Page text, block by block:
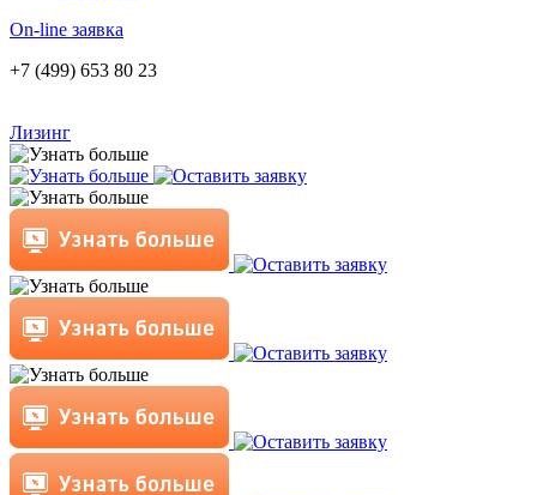
On-line заявка
+7 (499) 653 80 23
Лизинг